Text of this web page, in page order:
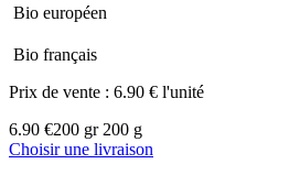
Bio européen
Bio français
Prix de vente : 6.90 € l'unité
6.90 €200 gr 200 g
Choisir une livraison